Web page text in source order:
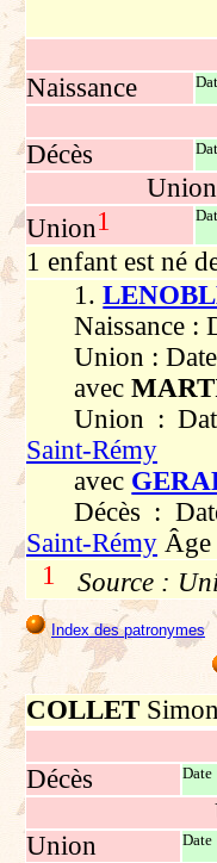
Naissance
Décès
Union1
1 enfant est né
1.
Naissance :
Union :
avec
Union :
Saint-Rémy
avec
Décès :
Saint-Rémy Âge
1 Source :
Index des patronymes
COLLET
Décès
Date
Union
Date